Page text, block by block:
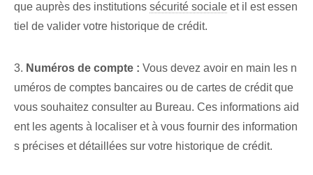
que auprès des institutions sécurité sociale et il est essen
tiel de valider votre historique de crédit.
3.⁤ Numéros de compte : Vous devez avoir en main les n
uméros de comptes bancaires ou de cartes de crédit que
vous souhaitez consulter au Bureau. Ces informations aid
ent les agents à localiser et à vous fournir des information
s précises et détaillées sur votre historique de crédit.